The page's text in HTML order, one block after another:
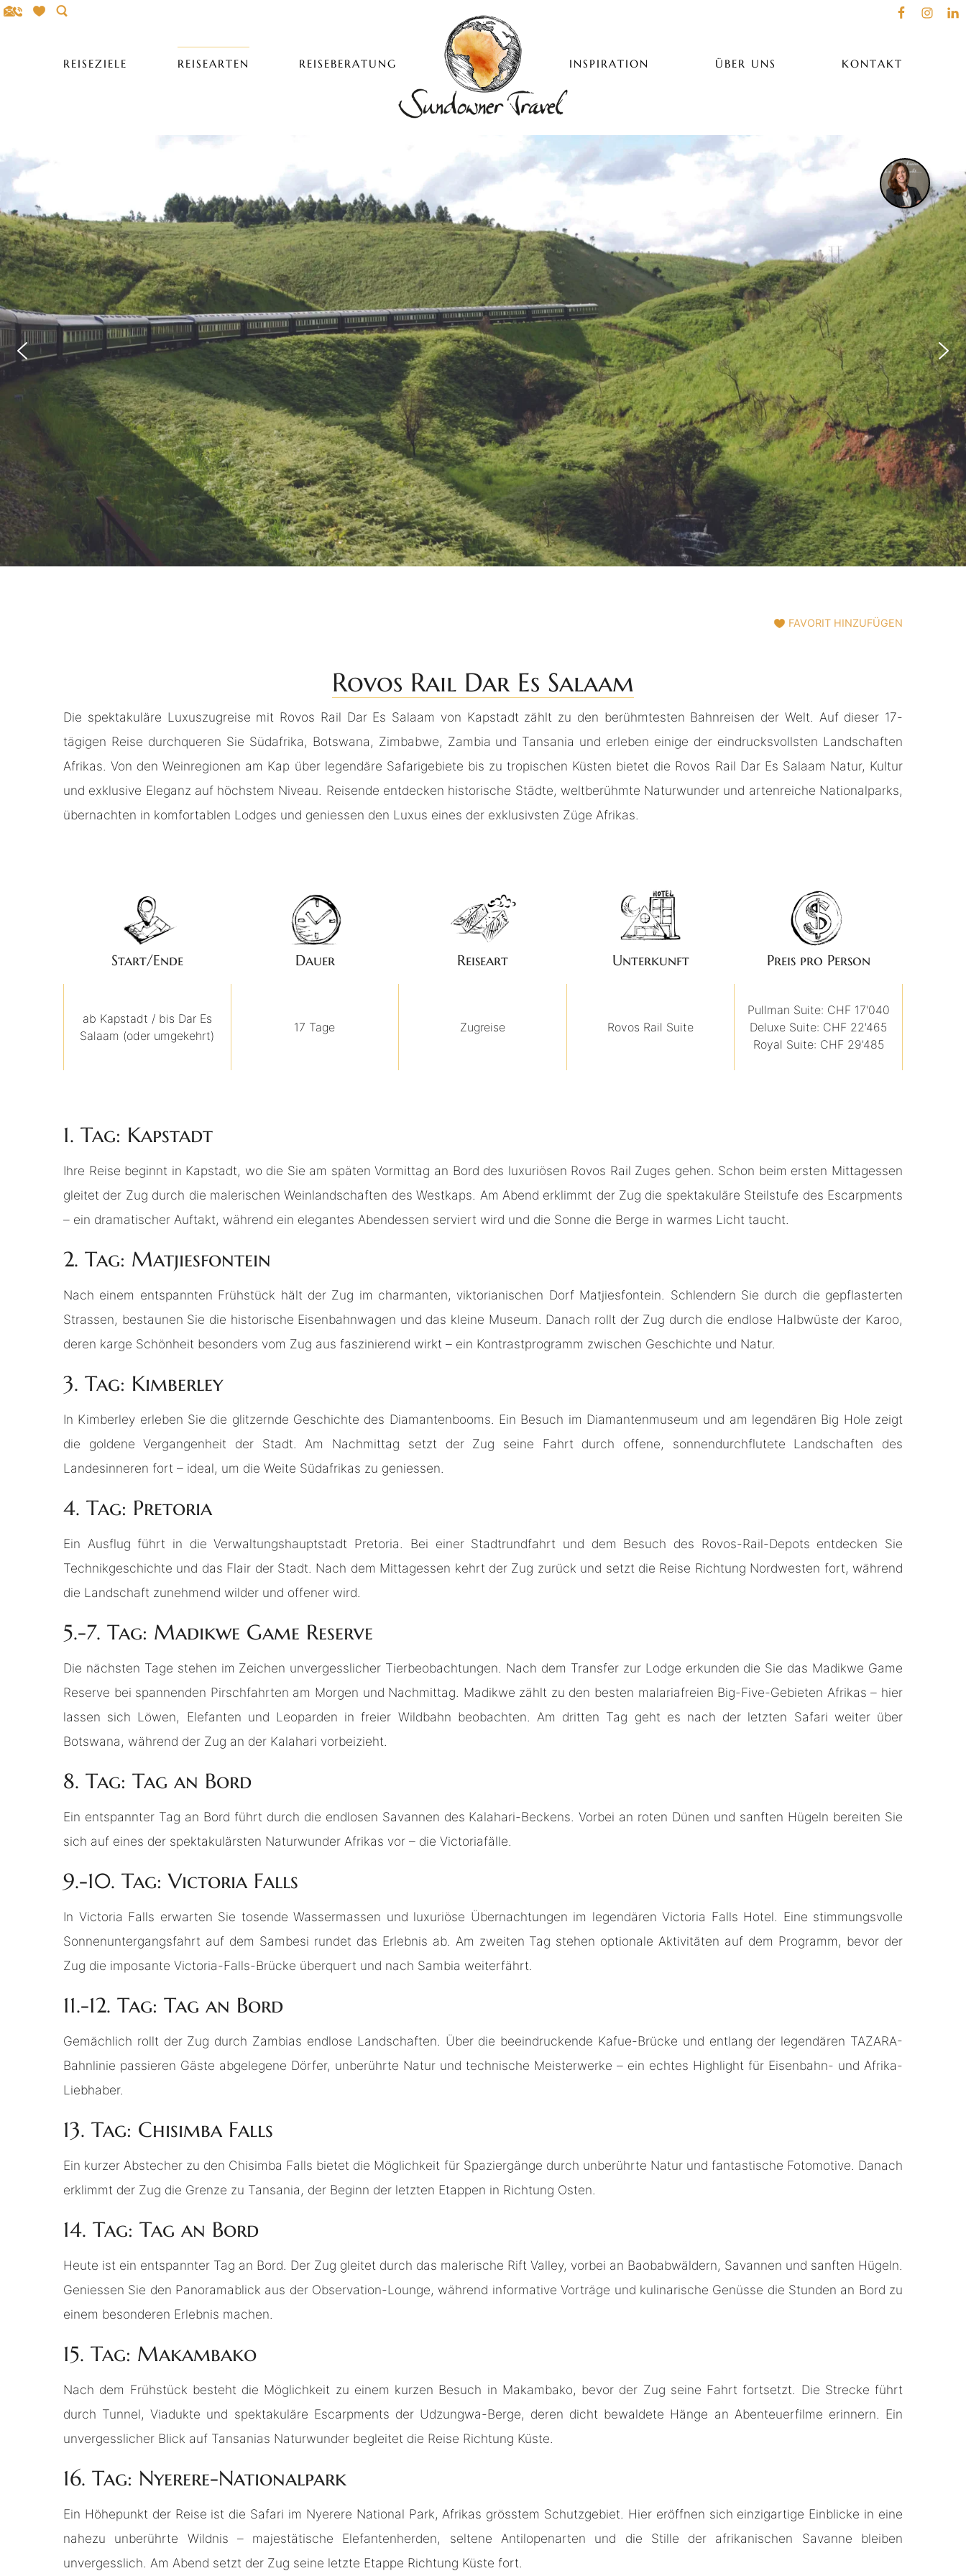
Sundowner Travel
REISEZIELE REISEARTEN REISEBERATUNG INSPIRATION ÜBER UNS KONTAKT
Entdecken Sie die
Victoriafälle bei einem
Helikopterflug über das
Naturschauspiel.
info@sundownertravel.ch
FAVORIT HINZUFÜGEN
Rovos Rail Dar Es Salaam
Die spektakuläre Luxuszugreise mit Rovos Rail Dar Es Salaam von Kapstadt zählt zu den berühmtesten Bahnreisen der Welt. Auf dieser 17-
tägigen Reise durchqueren Sie Südafrika, Botswana, Zimbabwe, Zambia und Tansania und erleben einige der eindrucksvollsten Landschaften
Afrikas. Von den Weinregionen am Kap über legendäre Safarigebiete bis zu tropischen Küsten bietet die Rovos Rail Dar Es Salaam Natur, Kultur
und exklusive Eleganz auf höchstem Niveau. Reisende entdecken historische Städte, weltberühmte Naturwunder und artenreiche Nationalparks,
übernachten in komfortablen Lodges und geniessen den Luxus eines der exklusivsten Züge Afrikas.
Start/Ende
ab Kapstadt / bis Dar Es
Salaam (oder umgekehrt)
Dauer
17 Tage
Reiseart
Zugreise
Unterkunft
Rovos Rail Suite
Preis pro Person
Pullman Suite: CHF 17'040
Deluxe Suite: CHF 22'465
Royal Suite: CHF 29'485
1. Tag: Kapstadt
Ihre Reise beginnt in Kapstadt, wo die Sie am späten Vormittag an Bord des luxuriösen Rovos Rail Zuges gehen. Schon beim ersten Mittagessen
gleitet der Zug durch die malerischen Weinlandschaften des Westkaps. Am Abend erklimmt der Zug die spektakuläre Steilstufe des Escarpments
– ein dramatischer Auftakt, während ein elegantes Abendessen serviert wird und die Sonne die Berge in warmes Licht taucht.
2. Tag: Matjiesfontein
Nach einem entspannten Frühstück hält der Zug im charmanten, viktorianischen Dorf Matjiesfontein. Schlendern Sie durch die gepflasterten
Strassen, bestaunen Sie die historische Eisenbahnwagen und das kleine Museum. Danach rollt der Zug durch die endlose Halbwüste der Karoo,
deren karge Schönheit besonders vom Zug aus faszinierend wirkt – ein Kontrastprogramm zwischen Geschichte und Natur.
3. Tag: Kimberley
In Kimberley erleben Sie die glitzernde Geschichte des Diamantenbooms. Ein Besuch im Diamantenmuseum und am legendären Big Hole zeigt
die goldene Vergangenheit der Stadt. Am Nachmittag setzt der Zug seine Fahrt durch offene, sonnendurchflutete Landschaften des
Landesinneren fort – ideal, um die Weite Südafrikas zu geniessen.
4. Tag: Pretoria
Ein Ausflug führt in die Verwaltungshauptstadt Pretoria. Bei einer Stadtrundfahrt und dem Besuch des Rovos-Rail-Depots entdecken Sie
Technikgeschichte und das Flair der Stadt. Nach dem Mittagessen kehrt der Zug zurück und setzt die Reise Richtung Nordwesten fort, während
die Landschaft zunehmend wilder und offener wird.
5.-7. Tag: Madikwe Game Reserve
Die nächsten Tage stehen im Zeichen unvergesslicher Tierbeobachtungen. Nach dem Transfer zur Lodge erkunden die Sie das Madikwe Game
Reserve bei spannenden Pirschfahrten am Morgen und Nachmittag. Madikwe zählt zu den besten malariafreien Big-Five-Gebieten Afrikas – hier
lassen sich Löwen, Elefanten und Leoparden in freier Wildbahn beobachten. Am dritten Tag geht es nach der letzten Safari weiter über
Botswana, während der Zug an der Kalahari vorbeizieht.
8. Tag: Tag an Bord
Ein entspannter Tag an Bord führt durch die endlosen Savannen des Kalahari-Beckens. Vorbei an roten Dünen und sanften Hügeln bereiten Sie
sich auf eines der spektakulärsten Naturwunder Afrikas vor – die Victoriafälle.
9.-10. Tag: Victoria Falls
In Victoria Falls erwarten Sie tosende Wassermassen und luxuriöse Übernachtungen im legendären Victoria Falls Hotel. Eine stimmungsvolle
Sonnenuntergangsfahrt auf dem Sambesi rundet das Erlebnis ab. Am zweiten Tag stehen optionale Aktivitäten auf dem Programm, bevor der
Zug die imposante Victoria-Falls-Brücke überquert und nach Sambia weiterfährt.
11.-12. Tag: Tag an Bord
Gemächlich rollt der Zug durch Zambias endlose Landschaften. Über die beeindruckende Kafue-Brücke und entlang der legendären TAZARA-
Bahnlinie passieren Gäste abgelegene Dörfer, unberührte Natur und technische Meisterwerke – ein echtes Highlight für Eisenbahn- und Afrika-
Liebhaber.
13. Tag: Chisimba Falls
Ein kurzer Abstecher zu den Chisimba Falls bietet die Möglichkeit für Spaziergänge durch unberührte Natur und fantastische Fotomotive. Danach
erklimmt der Zug die Grenze zu Tansania, der Beginn der letzten Etappen in Richtung Osten.
14. Tag: Tag an Bord
Heute ist ein entspannter Tag an Bord. Der Zug gleitet durch das malerische Rift Valley, vorbei an Baobabwäldern, Savannen und sanften Hügeln.
Geniessen Sie den Panoramablick aus der Observation-Lounge, während informative Vorträge und kulinarische Genüsse die Stunden an Bord zu
einem besonderen Erlebnis machen.
15. Tag: Makambako
Nach dem Frühstück besteht die Möglichkeit zu einem kurzen Besuch in Makambako, bevor der Zug seine Fahrt fortsetzt. Die Strecke führt
durch Tunnel, Viadukte und spektakuläre Escarpments der Udzungwa-Berge, deren dicht bewaldete Hänge an Abenteuerfilme erinnern. Ein
unvergesslicher Blick auf Tansanias Naturwunder begleitet die Reise Richtung Küste.
16. Tag: Nyerere-Nationalpark
Ein Höhepunkt der Reise ist die Safari im Nyerere National Park, Afrikas grösstem Schutzgebiet. Hier eröffnen sich einzigartige Einblicke in eine
nahezu unberührte Wildnis – majestätische Elefantenherden, seltene Antilopenarten und die Stille der afrikanischen Savanne bleiben
unvergesslich. Am Abend setzt der Zug seine letzte Etappe Richtung Küste fort.